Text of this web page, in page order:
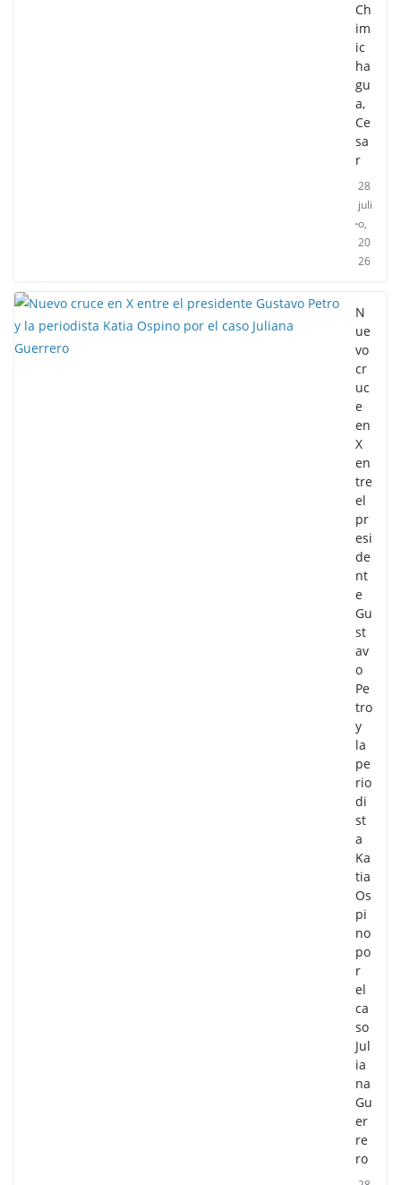
Ch
im
ic
ha
gu
a,
Ce
sa
r
28
juli
o,
20
26
N
ue
vo
cr
uc
e
en
X
en
tre
el
pr
esi
de
nt
e
Gu
st
av
o
Pe
tro
y
la
pe
rio
di
st
a
Ka
tia
Os
pi
no
po
r
el
ca
so
Jul
ia
na
Gu
er
re
ro